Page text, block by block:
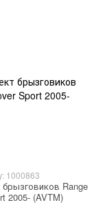
1000863
Range
2005- (AVTM)